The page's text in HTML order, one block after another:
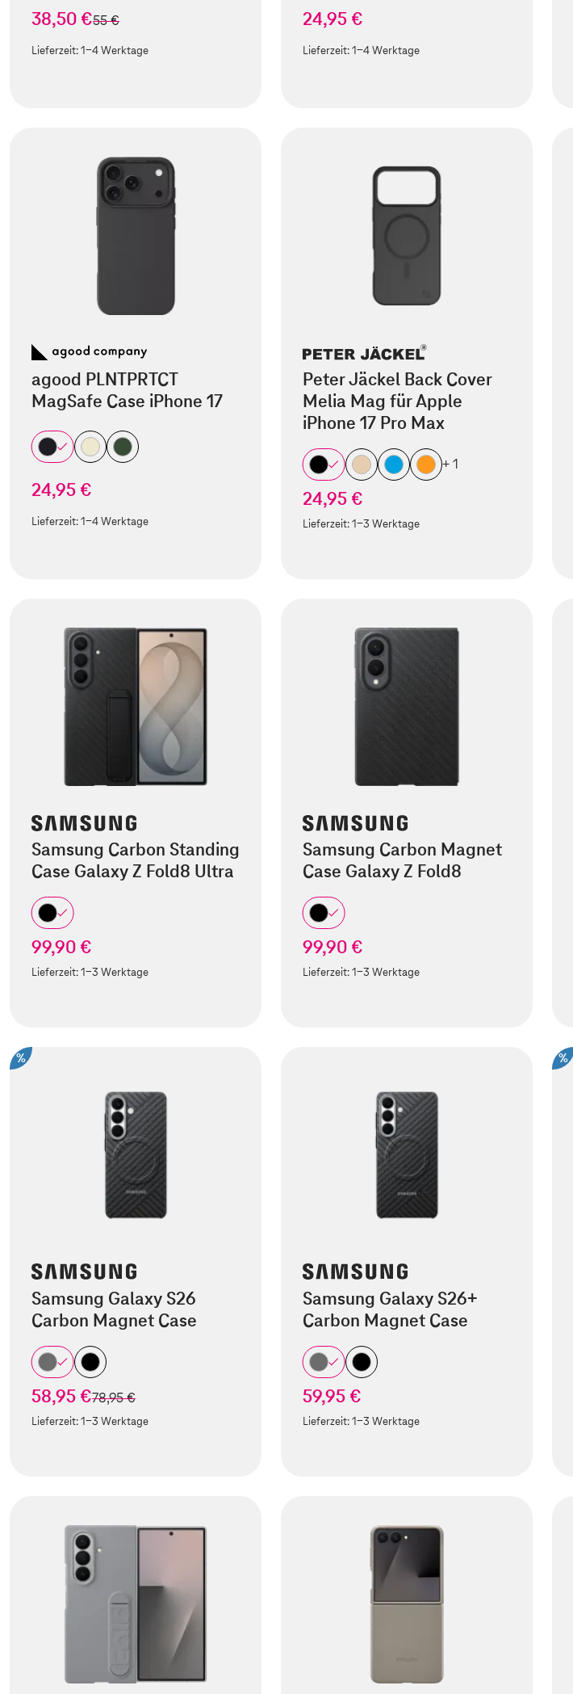
38,50 €statt
55 €
Lieferzeit:1-4 Werktage
24,95 €
Lieferzeit:1-4 Werktage
agood PLNTPRTCT
MagSafe Case iPhone 17
24,95 €
Lieferzeit:1-4 Werktage
Peter Jäckel Back Cover
Melia Mag für Apple
iPhone 17 Pro Max
+ 1
24,95 €
Lieferzeit:1-3 Werktage
Samsung Carbon Standing
Case Galaxy Z Fold8 Ultra
99,90 €
Lieferzeit:1-3 Werktage
Samsung Carbon Magnet
Case Galaxy Z Fold8
99,90 €
Lieferzeit:1-3 Werktage
%
Samsung Galaxy S26
Carbon Magnet Case
58,95 €statt
78,95 €
Lieferzeit:1-3 Werktage
Samsung Galaxy S26+
Carbon Magnet Case
59,95 €
Lieferzeit:1-3 Werktage
%